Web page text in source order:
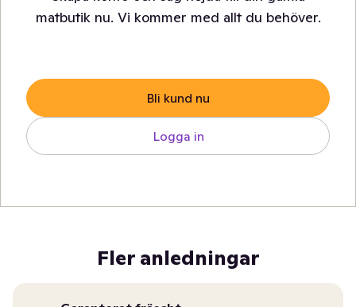
matbutik nu. Vi kommer med allt du behöver.
Bli kund nu
Logga in
Fler anledningar